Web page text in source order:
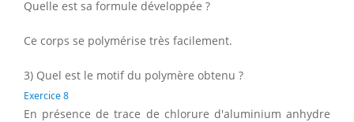
Quelle est sa formule développée ?
Ce corps se polymérise très facilement.
3) Quel est le motif du polymère obtenu ?
Exercice 8
En présence de trace de chlorure d'aluminium anhydre